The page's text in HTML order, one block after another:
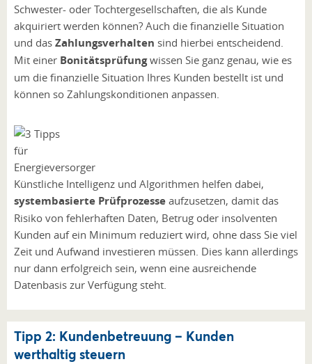
Schwester- oder Tochtergesellschaften, die als Kunde
akquiriert werden können? Auch die finanzielle Situation
und das Zahlungsverhalten sind hierbei entscheidend.
Mit einer Bonitätsprüfungwissen Sie ganz genau, wie es
um die finanzielle Situation Ihres Kunden bestellt ist und
können so Zahlungskonditionen anpassen.
Künstliche Intelligenz und Algorithmen helfen dabei,
systembasierte Prüfprozesse aufzusetzen, damit das
Risiko von fehlerhaften Daten, Betrug oder insolventen
Kunden auf ein Minimum reduziert wird, ohne dass Sie viel
Zeit und Aufwand investieren müssen. Dies kann allerdings
nur dann erfolgreich sein, wenn eine ausreichende
Datenbasis zur Verfügung steht.
Tipp 2: Kundenbetreuung – Kunden
werthaltig steuern